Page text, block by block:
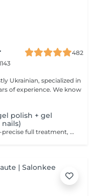
482
Ukrainian, specialized in
We know
polish + gel
Premium, highly technical and ultra-precise full treatment, performed mainly with an e-file to achieve a perfectly clean nail contour and apply the polish as close as possible, even slightly under the cuticle. This technique helps visually delay the regrowth by around 10 days. Visual result: -Extremely well-groomed nails, clean contours, flawless shape -Instagram / photo studio effect: neat, precise, with no visible dry skin We also include a gel reinforcement, recommended for long or fragile or broken nails. A perfect solution for flawless and long-lasting nails: -The average durability is 4 weeks!! Service content -> 95€ : -Removal of old semi-permanent and/or gel polish (if needed, already include in this price/service) -Very meticulous preparation of the nail plate -Removal of dead skin -Shape and file nails -Gentle cuticle care -Correction of the nail shape -Gel reinforcement -Application of semi-permanent nail polish -Application of cuticle oil and hand cream Optional : -Price per nail extension on up to 5 nails (if so please book "WITH simple design") +3€/nail -Price per nail for nail art on up to 5 nails (if so please book "WITH simple design") +3€/nail -Price for simple design (French, Chrome, Baby Boomer, Cat Eyes, Stickers, Foil) 6-10 nails -> +20€ -Price for complex design (3D, Hand drawings, Stamping, French with Chrome, Baby Boomer with Chrome, French with Cat Eyes) 6-10 nails -> +30€